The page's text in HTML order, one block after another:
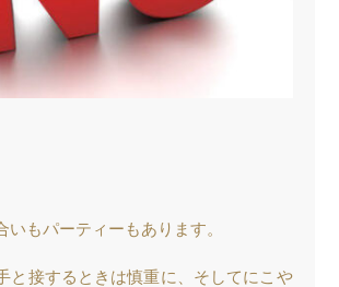
いもパーティーもあります。
と接するときは慎重に、そしてにこや